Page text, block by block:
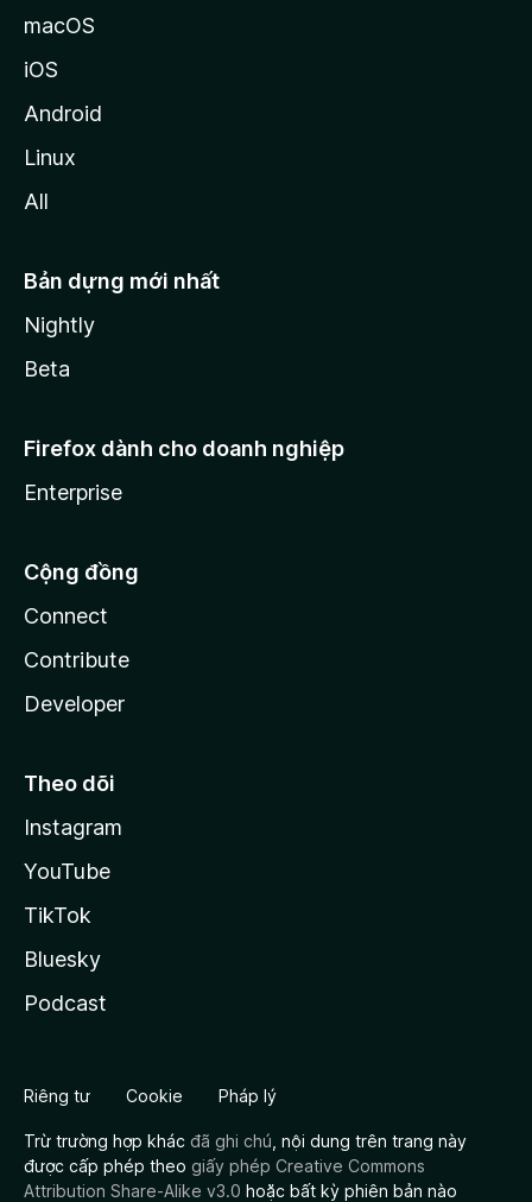
macOS
iOS
Android
Linux
All
Bản dựng mới nhất
Nightly
Beta
Firefox dành cho doanh nghiệp
Enterprise
Cộng đồng
Connect
Contribute
Developer
Theo dõi
Instagram
YouTube
TikTok
Bluesky
Podcast
Riêng tư Cookie Pháp lý
Trừ trường hợp khác đã ghi chú , nội dung trên trang này
được cấp phép theo giấy phép Creative Commons
Attribution Share-Alike v3.0 hoặc bất kỳ phiên bản nào